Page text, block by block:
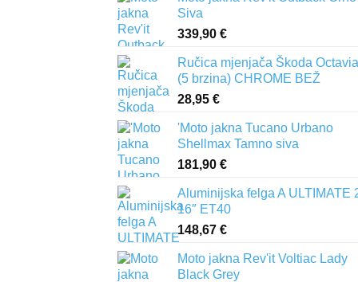
Siva
339,90 €
Ručica mjenjača Škoda Octavia
(5 brzina) CHROME BEŽ
28,95 €
'Moto jakna Tucano Urbano
Shellmax Tamno siva
181,90 €
Aluminijska felga A ULTIMATE
16″ ET40
148,67 €
Moto jakna Rev'it Voltiac Lady
Black Grey